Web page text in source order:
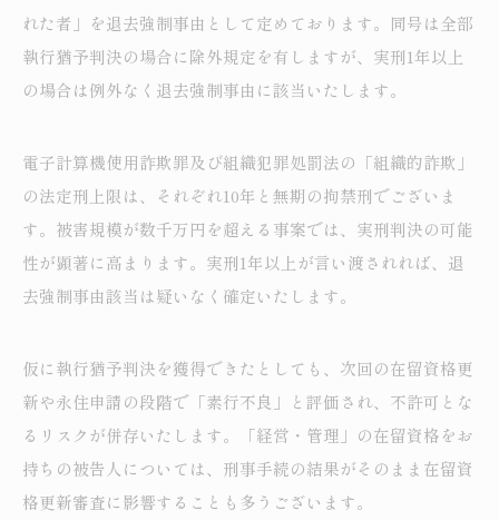
れた者」を退去強制事由として定めております。同号は全部
執行猶予判決の場合に除外規定を有しますが、実刑1年以上
の場合は例外なく退去強制事由に該当いたします。
電子計算機使用詐欺罪及び組織犯罪処罰法の「組織的詐欺」
の法定刑上限は、それぞれ10年と無期の拘禁刑でございま
す。被害規模が数千万円を超える事案では、実刑判決の可能
性が顕著に高まります。実刑1年以上が言い渡されれば、退
去強制事由該当は疑いなく確定いたします。
仮に執行猶予判決を獲得できたとしても、次回の在留資格更
新や永住申請の段階で「素行不良」と評価され、不許可とな
るリスクが併存いたします。「経営・管理」の在留資格をお
持ちの被告人については、刑事手続の結果がそのまま在留資
格更新審査に影響することも多うございます。